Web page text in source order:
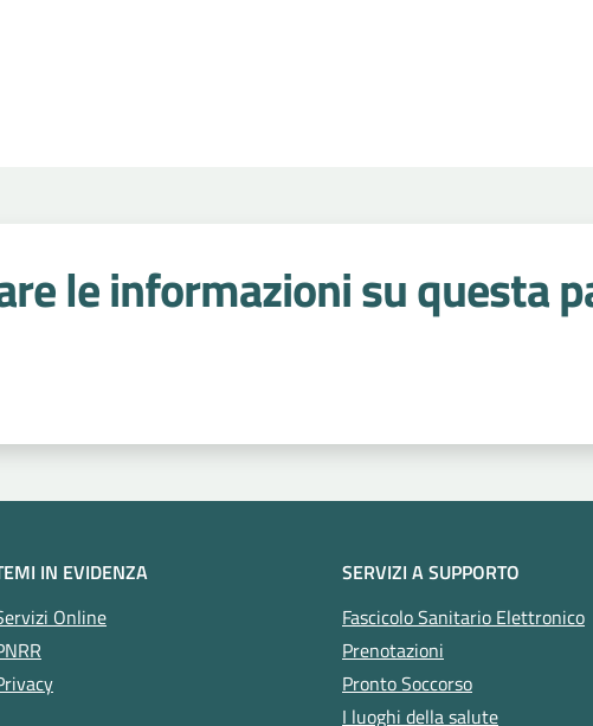
le informazioni su questa
a 5 stelle
IN EVIDENZA
Online
SERVIZI A SUPPORTO
Fascicolo Sanitario Elettronico
Prenotazioni
Pronto Soccorso
I luoghi della salute